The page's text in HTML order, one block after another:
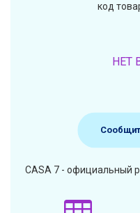
код
НЕТ
CASA 7 - официальный